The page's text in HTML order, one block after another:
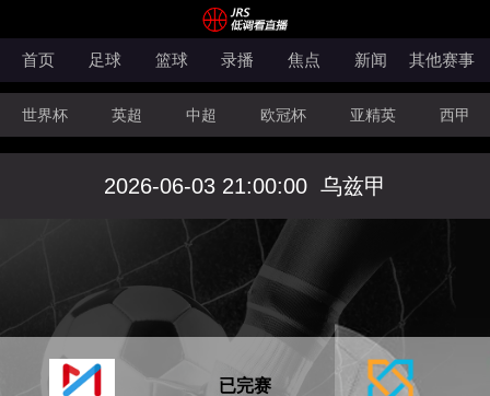
首页 足球 篮球 录播 焦点 新闻 其他赛事
世界杯 英超 中超 欧冠杯 亚精英 西甲
韩K联 法甲 科索沃超 意甲 世亚预 中甲
法罗超 日职联 NBA CBA
2026-06-03 21:00:00 乌兹甲
已完赛